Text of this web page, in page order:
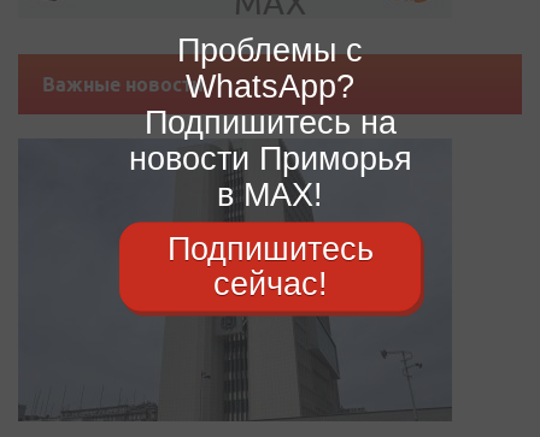
Важные новости
Проблемы с
WhatsApp?
Подпишитесь на
новости Приморья
в MAX!
Подпишитесь
сейчас!